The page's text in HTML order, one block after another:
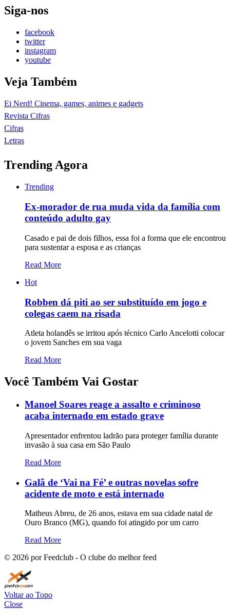
Siga-nos
facebook
twitter
instagram
youtube
Veja Também
Ei Nerd! Cinema, games, animes e gadgets
Revista Cifras
Cifras
Letras
Trending Agora
Trending
Ex-morador de rua muda vida da família com
conteúdo adulto gay
Casado e pai de dois filhos, essa foi a forma que ele encontrou
para sustentar a esposa e as crianças
Read More
Hot
Robben dá piti ao ser substituído em jogo e
colegas caem na risada
Atleta holandês se irritou após técnico Carlo Ancelotti colocar
o jovem Sanches em sua vaga
Read More
Você Também Vai Gostar
Manoel Soares reage a assalto e criminoso
acaba internado em estado grave
Apresentador enfrentou ladrão para proteger família durante
invasão à sua casa em São Paulo
Read More
Galã de ‘Vai na Fé’ e outras novelas sofre
acidente de moto e está internado
Matheus Abreu, de 26 anos, estava em sua cidade natal de
Ouro Branco (MG), quando foi atingido por um carro
Read More
© 2026 por Feedclub - O clube do melhor feed
Voltar ao Topo
Close